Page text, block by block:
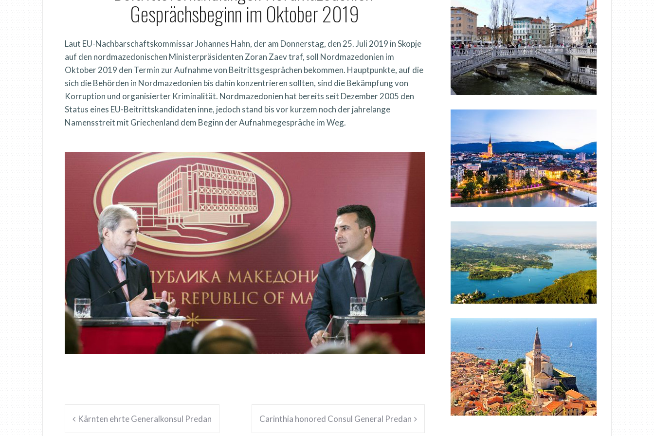
Gesprächsbeginn im Oktober 2019
Laut EU-Nachbarschaftskommissar Johannes Hahn, der am Donnerstag, den 25. Juli 2019 in Skopje
auf den nordmazedonischen Ministerpräsidenten Zoran Zaev traf, soll Nordmazedonien im
Oktober 2019 den Termin zur Aufnahme von Beitrittsgesprächen bekommen. Hauptpunkte, auf die
sich die Behörden in Nordmazedonien bis dahin konzentrieren sollten, sind die Bekämpfung von
Korruption und organisierter Kriminalität. Nordmazedonien hat bereits seit Dezember 2005 den
Status eines EU-Beitrittskandidaten inne, jedoch stand bis vor kurzem noch der jahrelange
Namensstreit mit Griechenland dem Beginn der Aufnahmegespräche im Weg.
Beitragsnavigation
Kärnten ehrte Generalkonsul Predan Carinthia honored Consul General Predan